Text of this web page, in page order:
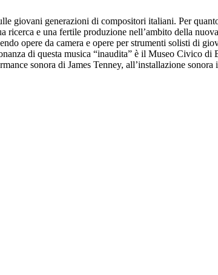
giovani generazioni di compositori italiani. Per
ricerca e una fertile produzione nell’ambito della
opere da camera e opere per strumenti solisti di
di questa musica “inaudita” è il Museo Civico
sonora di James Tenney, all’installazione